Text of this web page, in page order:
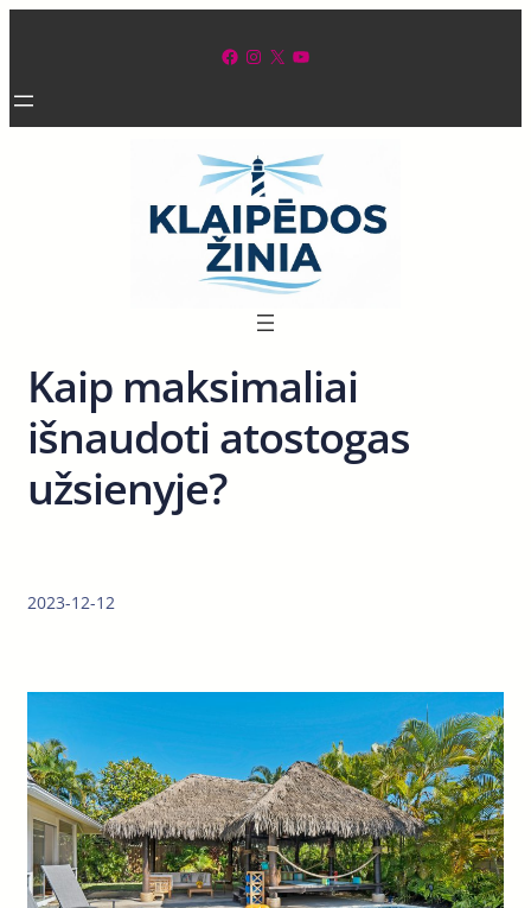
Facebook Instagram X YouTube
Kaip maksimaliai
išnaudoti atostogas
užsienyje?
2023-12-12